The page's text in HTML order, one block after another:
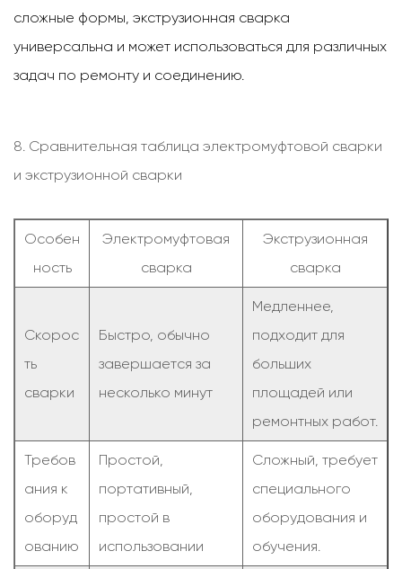
сложные формы, экструзионная сварка
универсальна и может использоваться для различных
задач по ремонту и соединению.
8. Сравнительная таблица электромуфтовой сварки
и экструзионной сварки
Особен
ность
Электромуфтовая
сварка
Экструзионная
сварка
Скорос
ть
сварки
Быстро, обычно
завершается за
несколько минут
Медленнее,
подходит для
больших
площадей или
ремонтных работ.
Требов
ания к
оборуд
ованию
Простой,
портативный,
простой в
использовании
Сложный, требует
специального
оборудования и
обучения.